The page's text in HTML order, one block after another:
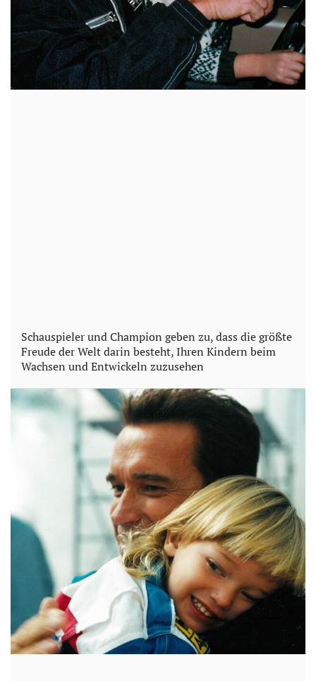
Schauspieler und Champion geben zu, dass die größte
Freude der Welt darin besteht, Ihren Kindern beim
Wachsen und Entwickeln zuzusehen